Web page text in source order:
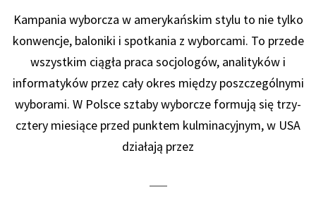
Kampania wyborcza w amerykańskim stylu to nie tylko
konwencje, baloniki i spotkania z wyborcami. To przede
wszystkim ciągła praca socjologów, analityków i
informatyków przez cały okres między poszczególnymi
wyborami. W Polsce sztaby wyborcze formują się trzy-
cztery miesiące przed punktem kulminacyjnym, w USA
działają przez